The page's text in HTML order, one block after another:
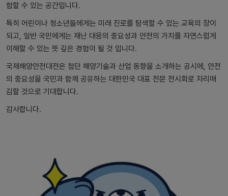
험할 수 있는 공간입니다.
특히 어린이나 청소년들에게는 미래 진로를 탐색할 수 있는 교육의 장이
되고, 일반 국민에게는 재난 대응의 중요성과 안전의 가치를 자연스럽게
이해할 수 있는 뜻 깊은 경험이 될 것 입니다.
국제해양안전대전은 첨단 해양기술과 산업 동향을 소개하는 공시에, 안전
의 중요성을 국민과 함께 공유하는 대한민국 대표 전문 전시회로 자리매
김할 것으로 기대합니다.
감사합니다.